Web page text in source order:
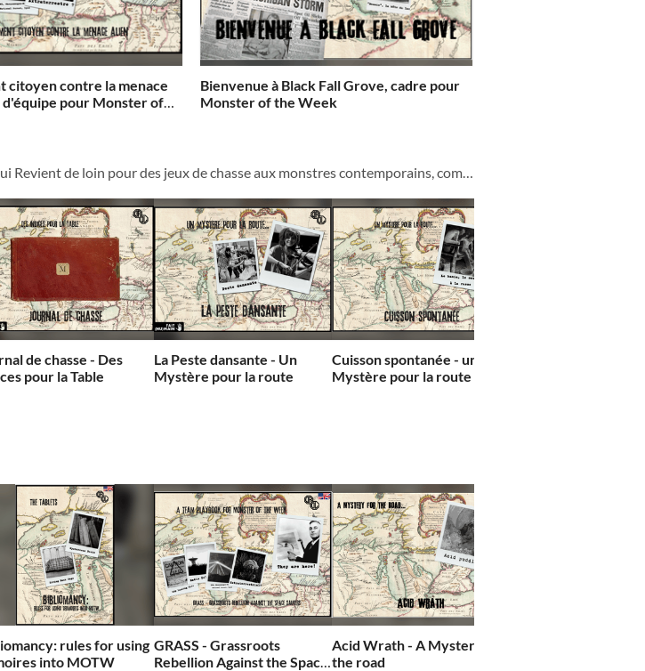
citoyen contre la menace
pour Monster of
Bienvenue à Black Fall Grove, cadre pour
Monster of the Week
Hic sunt monstra ("Ici sont les monstres"), une collection par Qui Revient de loin pour des jeux de chasse aux monstres contemporains, comme Monster of the Week . On y trouve plusieurs formats : Des Rumeurs pour l'apéro : des lieus pour di...
de chasse - Des
pour la Table
La Peste dansante - Un
Mystère pour la route
Cuisson spontanée - un
Mystère pour la route pour
rules for using
into MOTW
GRASS - Grassroots
Rebellion Against the Space
Acid Wrath - A Mystery for
the road